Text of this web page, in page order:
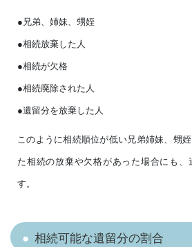
●兄弟、姉妹、甥姪
●相続放棄した人
●相続が欠格
●相続廃除された人
●遺留分を放棄した人
このように相続順位が低い兄弟姉妹、甥
た相続の放棄や欠格があった場合にも、
す。
相続可能な遺留分の割合